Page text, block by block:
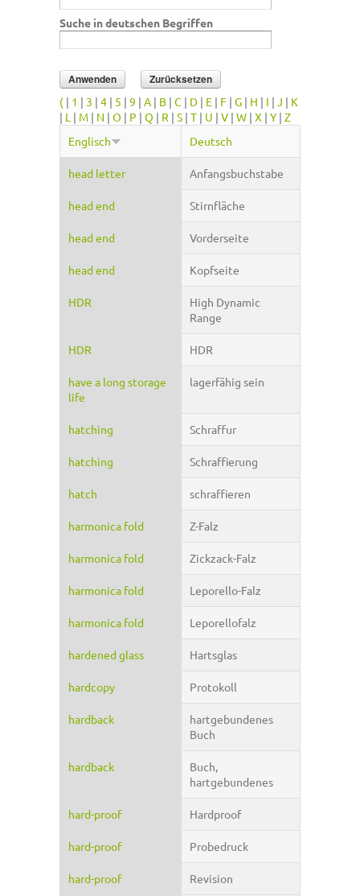
Suche in deutschen Begriffen
( | 1 | 3 | 4 | 5 | 9 | A | B | C | D | E | F | G | H | I | J | K
| L | M | N | O | P | Q | R | S | T | U | V | W | X | Y | Z
Englisch
Deutsch
head letter Anfangsbuchstabe
head end Stirnfläche
head end Vorderseite
head end Kopfseite
HDR
High Dynamic
Range
HDR HDR
have a long storage
life
lagerfähig sein
hatching Schraffur
hatching Schraffierung
hatch schraffieren
harmonica fold Z-Falz
harmonica fold Zickzack-Falz
harmonica fold Leporello-Falz
harmonica fold Leporellofalz
hardened glass Hartsglas
hardcopy Protokoll
hardback
hartgebundenes
Buch
hardback
Buch,
hartgebundenes
hard-proof Hardproof
hard-proof Probedruck
hard-proof Revision